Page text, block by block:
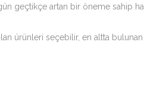
geçtikçe artan bir öneme sahip
ürünleri seçebilir, en altta